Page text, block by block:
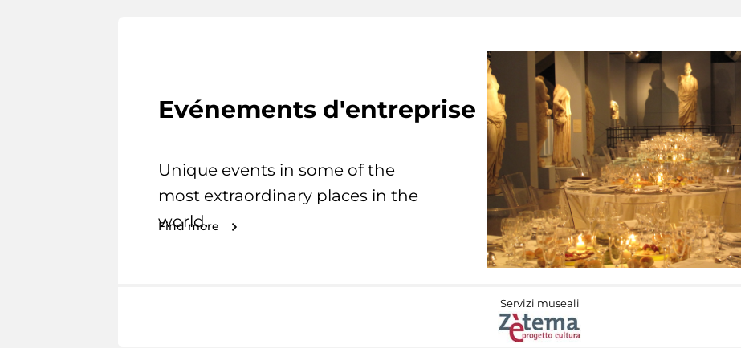
Evénements d'entreprise
Unique events in some of the
most extraordinary places in the
world.
Find more
Servizi museali